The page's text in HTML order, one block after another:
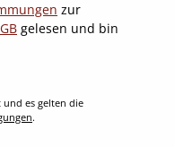
zur
gelesen und bin
und es gelten die
.